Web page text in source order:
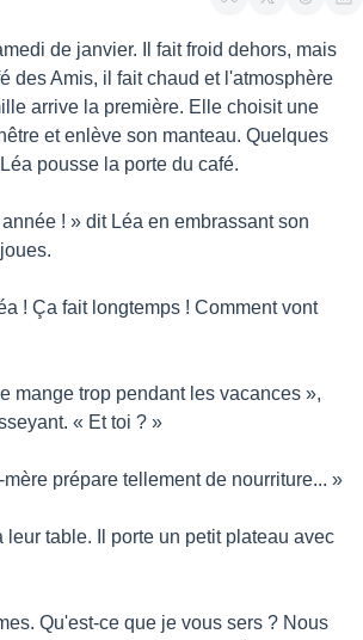
de janvier. Il fait froid dehors, mais
des Amis, il fait chaud et l'atmosphère
arrive la première. Elle choisit une
et enlève son manteau. Quelques
pousse la porte du café.
! » dit Léa en embrassant son
! Ça fait longtemps ! Comment vont
mange trop pendant les vacances »,
« Et toi ? »
prépare tellement de nourriture... »
leur table. Il porte un petit plateau avec
Qu'est-ce que je vous sers ? Nous